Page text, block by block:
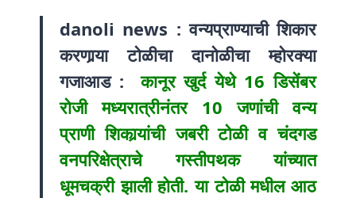
danoli news : वन्यप्राण्याची शिकार
करणार्‍या टोळीचा दानोळीचा म्होरक्या
गजाआड :कानूर खुर्द येथे 16 डिसेंबर
रोजी मध्यरात्रीनंतर 10 जणांची वन्य
प्राणी शिकार्‍यांची जबरी टोळी व चंदगड
वनपरिक्षेत्राचे गस्तीपथक यांच्यात
धूमचक्री झाली होती. या टोळी मधील आठ